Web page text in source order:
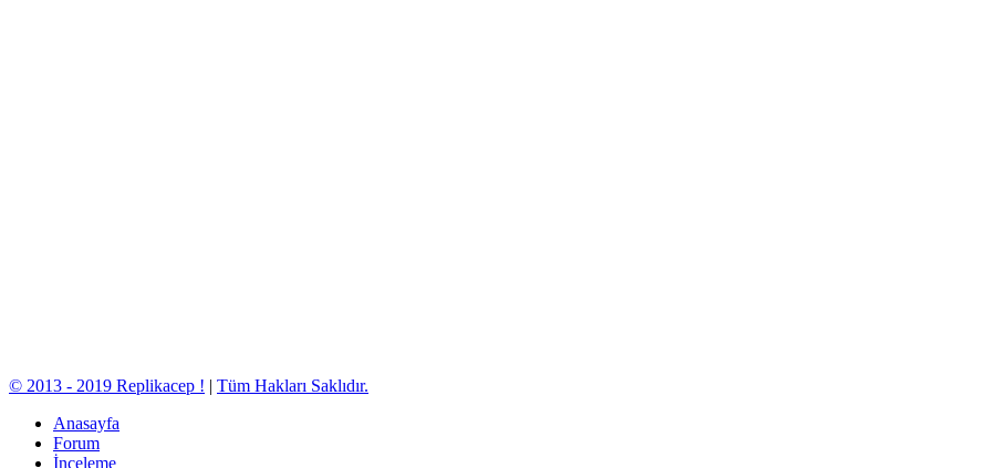
© 2013 - 2019 Replikacep ! | Tüm Hakları Saklıdır.
Anasayfa
Forum
İnceleme